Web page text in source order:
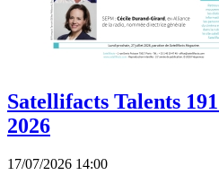
Satellifacts Talents
2026
17/07/2026 14:00